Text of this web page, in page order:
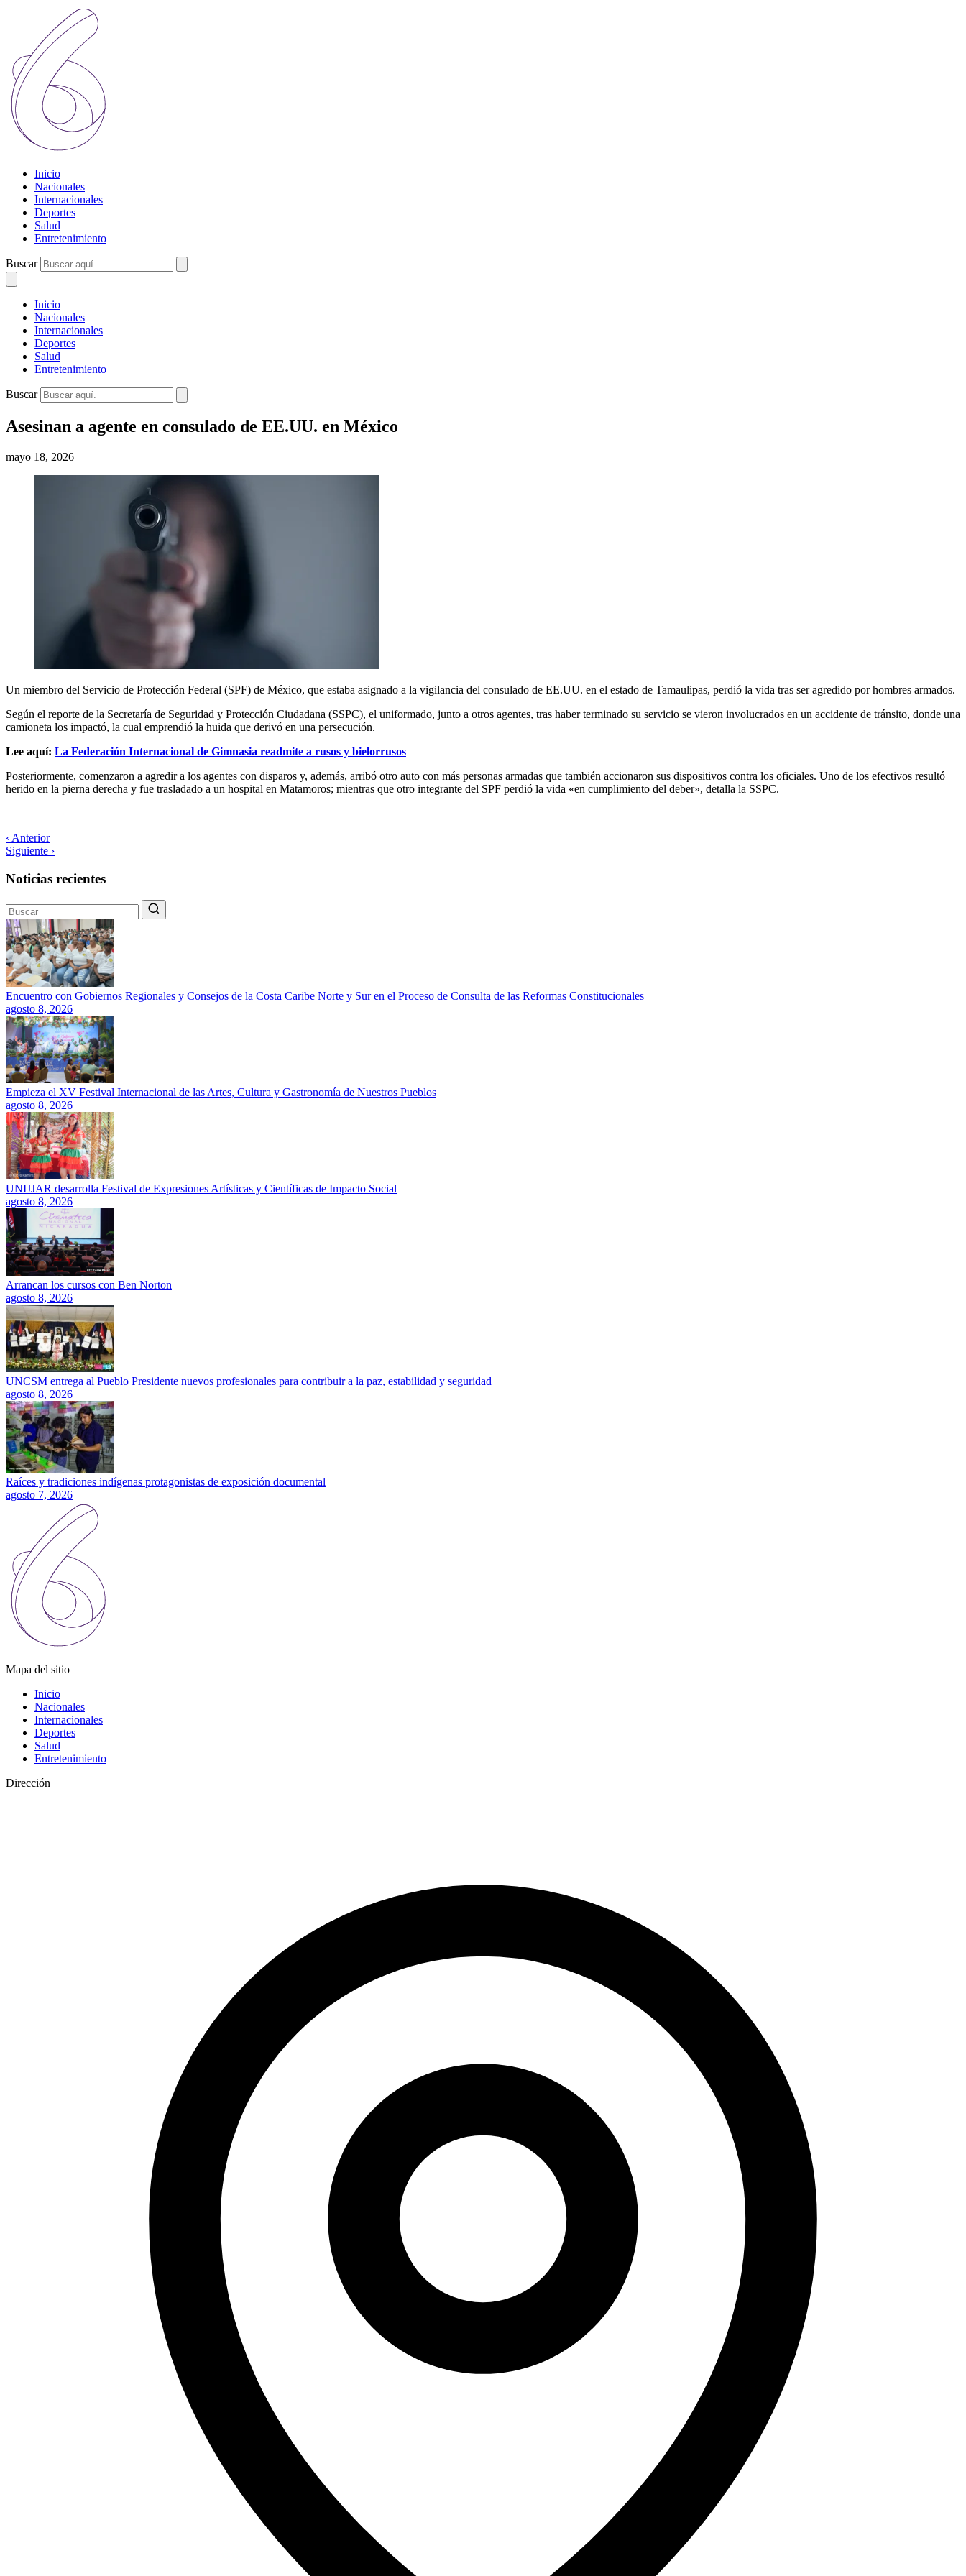
Inicio
Nacionales
Internacionales
Deportes
Salud
Entretenimiento
Buscar
Inicio
Nacionales
Internacionales
Deportes
Salud
Entretenimiento
Buscar
Asesinan a agente en consulado de EE.UU. en México
mayo 18, 2026
Un miembro del Servicio de Protección Federal (SPF) de México, que estaba asignado a la vigilancia del consulado de EE.UU. en el estado de Tamaulipas, perdió la vida tras ser agredido por hombres armados.
Según el reporte de la Secretaría de Seguridad y Protección Ciudadana (SSPC), el uniformado, junto a otros agentes, tras haber terminado su servicio se vieron involucrados en un accidente de tránsito, donde una
camioneta los impactó, la cual emprendió la huida que derivó en una persecución.
Lee aquí: La Federación Internacional de Gimnasia readmite a rusos y bielorrusos
Posteriormente, comenzaron a agredir a los agentes con disparos y, además, arribó otro auto con más personas armadas que también accionaron sus dispositivos contra los oficiales. Uno de los efectivos resultó
herido en la pierna derecha y fue trasladado a un hospital en Matamoros; mientras que otro integrante del SPF perdió la vida «en cumplimiento del deber», detalla la SSPC.
‹ Anterior
Siguiente ›
Noticias recientes
Encuentro con Gobiernos Regionales y Consejos de la Costa Caribe Norte y Sur en el Proceso de Consulta de las Reformas Constitucionales
agosto 8, 2026
Empieza el XV Festival Internacional de las Artes, Cultura y Gastronomía de Nuestros Pueblos
agosto 8, 2026
UNIJJAR desarrolla Festival de Expresiones Artísticas y Científicas de Impacto Social
agosto 8, 2026
Arrancan los cursos con Ben Norton
agosto 8, 2026
UNCSM entrega al Pueblo Presidente nuevos profesionales para contribuir a la paz, estabilidad y seguridad
agosto 8, 2026
Raíces y tradiciones indígenas protagonistas de exposición documental
agosto 7, 2026
Mapa del sitio
Inicio
Nacionales
Internacionales
Deportes
Salud
Entretenimiento
Dirección